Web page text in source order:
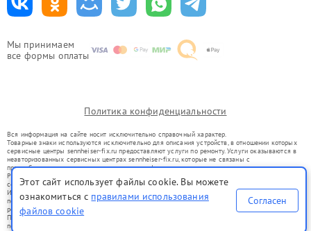
Мы принимаем
все формы оплаты
Политика конфиденциальности
Вся информация на сайте носит исключительно справочный характер.
Товарные знаки используются исключительно для описания устройств, в отношении которых
сервисные центры sennheiser-fix.ru предоставляют услуги по ремонту. Услуги оказываются в
неавторизованных сервисных центрах sennheiser-fix.ru, которые не связаны с
правообладателями товарных знаков или их официальными представителями.
Ремонт осуществляется для устройств, уже введенных в гражданский оборот в соответствии
со статьей 1487 ГК РФ.
Использование товарных знаков не преследует цели индивидуализации услуг или введения
потребителей в заблуждение, а служит для информирования о предоставляемых услугах по
ремонту техники указанных брендов.
Представленная на сайте информация не является публичной офертой, определяемой
положениями Статьи 437(2) Гражданского кодекса РФ
Этот сайт использует файлы cookie. Вы можете
ознакомиться с правилами использования
файлов cookie
Согласен